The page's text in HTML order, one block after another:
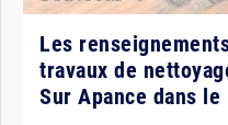
Les
travaux de
Sur Apance dans le